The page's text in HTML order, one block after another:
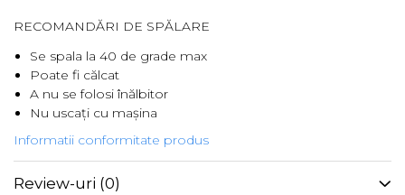
RECOMANDĂRI DE SPĂLARE
Se spala la 40 de grade max
Poate fi călcat
A nu se folosi înălbitor
Nu uscați cu mașina
Informatii conformitate produs
Review-uri (0)